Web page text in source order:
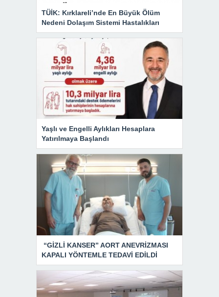
TÜİK: Kırklareli’nde En Büyük Ölüm
Nedeni Dolaşım Sistemi Hastalıkları
Yaşlı ve Engelli Aylıkları Hesaplara
Yatırılmaya Başlandı
“GİZLİ KANSER” AORT ANEVRİZMASI
KAPALI YÖNTEMLE TEDAVİ EDİLDİ